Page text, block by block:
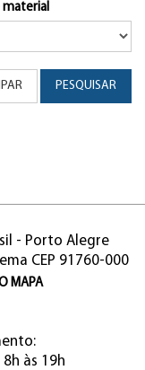
material
PESQUISAR
- Porto Alegre
CEP 91760-000
MAPA
às 19h